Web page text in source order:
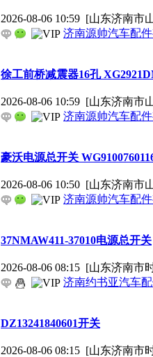
2026-08-06 10:59 [山东济南市
济南源帅汽车配
徐工前桥减震器16孔
2026-08-06 10:59 [山东济南市
济南源帅汽车配
豪沃电源总开关
2026-08-06 10:50 [山东济南市
济南源帅汽车配
37NMAW411-37010电源总开关
2026-08-06 08:15 [山东济南市
济南约书亚汽车
DZ13241840601开关
2026-08-06 08:15 [山东济南市